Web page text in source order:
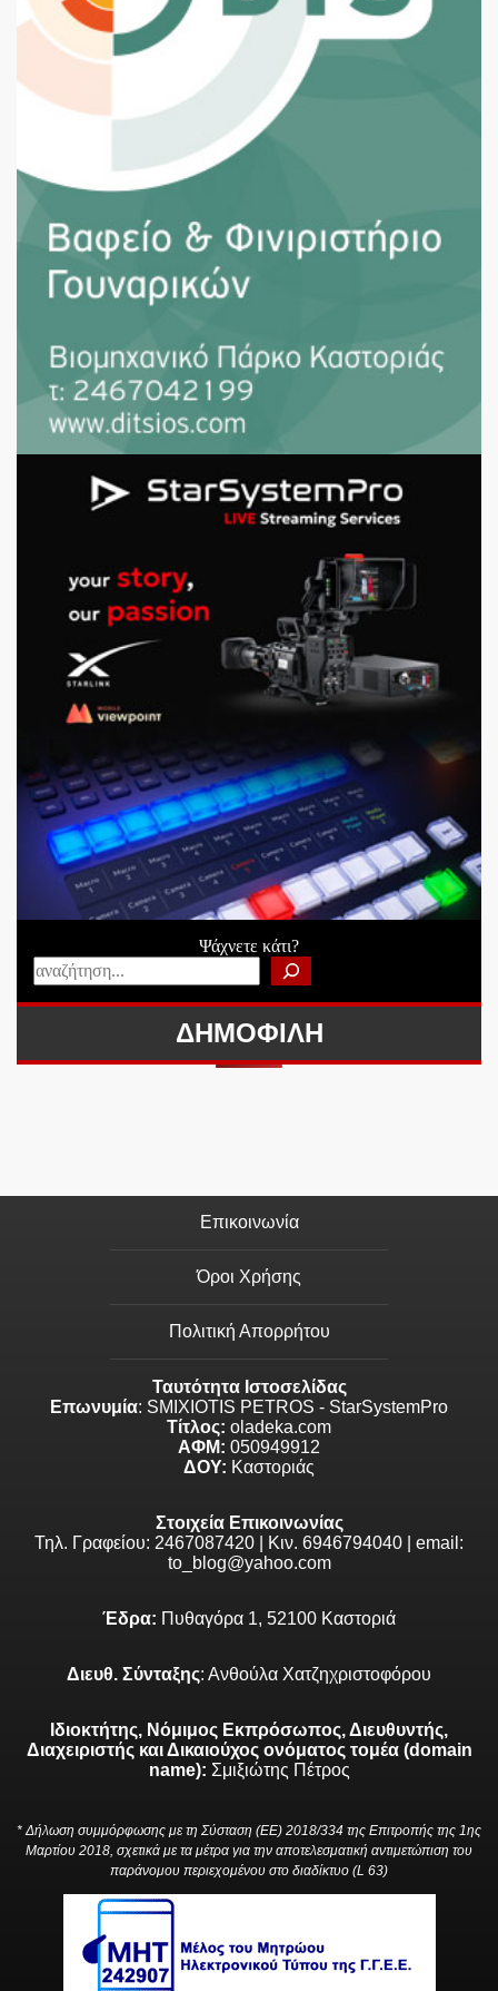
Ψάχνετε κάτι?
ΔΗΜΟΦΙΛΗ
Επικοινωνία
Όροι Χρήσης
Πολιτική Απορρήτου
Ταυτότητα Ιστοσελίδας
Επωνυμία: SMIXIOTIS PETROS - StarSystemPro
Τίτλος: oladeka.com
ΑΦΜ: 050949912
ΔΟΥ: Καστοριάς
Στοιχεία Επικοινωνίας
Τηλ. Γραφείου: 2467087420 | Κιν. 6946794040 | email:
to_blog@yahoo.com
Έδρα: Πυθαγόρα 1, 52100 Καστοριά
Διευθ. Σύνταξης: Ανθούλα Χατζηχριστοφόρου
Ιδιοκτήτης, Νόμιμος Εκπρόσωπος, Διευθυντής,
Διαχειριστής και Δικαιούχος ονόματος τομέα (domain
name): Σμιξιώτης Πέτρος
* Δήλωση συμμόρφωσης με τη Σύσταση (ΕΕ) 2018/334 της Επιτροπής της 1ης
Μαρτίου 2018, σχετικά με τα μέτρα για την αποτελεσματική αντιμετώπιση του
παράνομου περιεχομένου στο διαδίκτυο (L 63)